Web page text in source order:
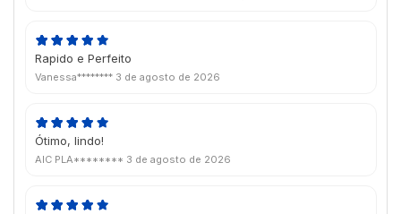
Rapido e Perfeito
Vanessa******** 3 de agosto de 2026
Ótimo, lindo!
AIC PLA******** 3 de agosto de 2026